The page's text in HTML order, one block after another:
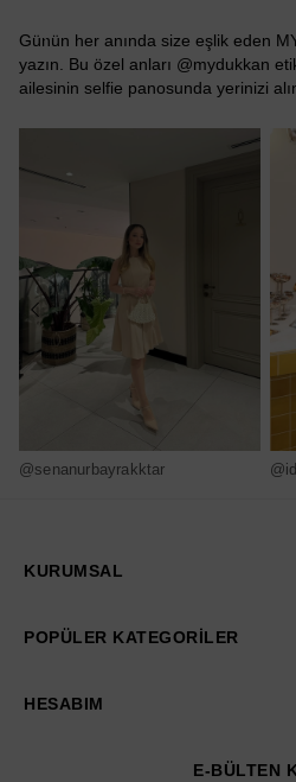
Günün her anında size eşlik eden
yazın. Bu özel anları @mydukkan
ailesinin selfie panosunda yerinizi
@senanurbayrakktar
KURUMSAL
POPÜLER KATEGORİLER
HESABIM
E-BÜLTEN